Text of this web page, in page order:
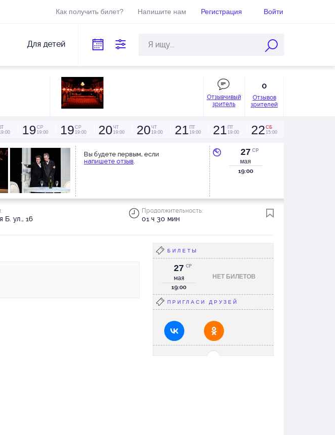
Как получить билет? Напишите нам Регистрация Войти
Для детей
Отзывчивый
зритель
0
Отзывов
зрителей
19 СР
19:00
19 СР
19:00
20 ЧТ
19:00
20 ЧТ
19:00
21 ПТ
19:00
21 ПТ
19:00
22 СБ
15:00
Вы будете первым, если
напишете отзыв.
27 СР
мая
19:00
Б. ул., 16
Продолжительность:
01 ч 30 мин
БИЛЕТЫ
НЕТ БИЛЕТОВ
27
мая
СР
19:00
ПРИГЛАСИ ДРУЗЕЙ